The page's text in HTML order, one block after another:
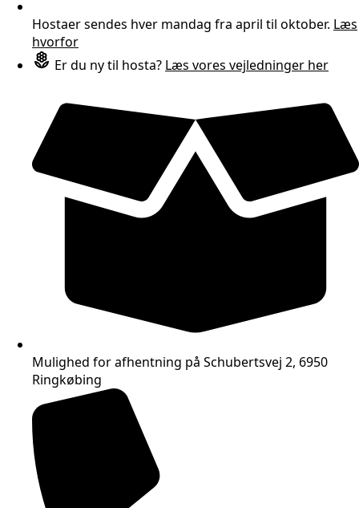
Hostaer sendes hver mandag fra april til oktober. Læs
hvorfor
Er du ny til hosta? Læs vores vejledninger her
Mulighed for afhentning på Schubertsvej 2, 6950
Ringkøbing